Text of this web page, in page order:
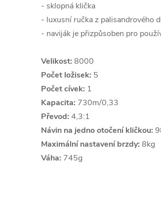
- sklopná klička
- luxusní ručka z palisandrového
- naviják je přizpůsoben pro
Velikost: 8000
Počet ložisek: 5
Počet cívek: 1
Kapacita: 730m/0,33
Převod: 4,3:1
Návin na jedno otočení kličkou:
Maximální nastavení brzdy: 8kg
Váha: 745g